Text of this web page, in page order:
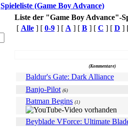
Spieleliste (Game Boy Advance)
Liste der "Game Boy Advance"-
[ Alle] [ 0-9] [ A ] [ B] [ C ] [ D ]
(Kommentare)
Baldur's Gate: Dark Alliance
Banjo-Pilot (6)
Batman Begins (1)
Beyblade VForce: Ultimate